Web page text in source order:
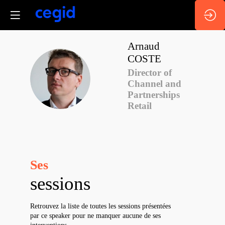
AC
Arnaud
COSTE
Director of
Channel and
Partnerships
Retail
Ses
sessions
Retrouvez la liste de toutes les sessions présentées
par ce speaker pour ne manquer aucune de ses